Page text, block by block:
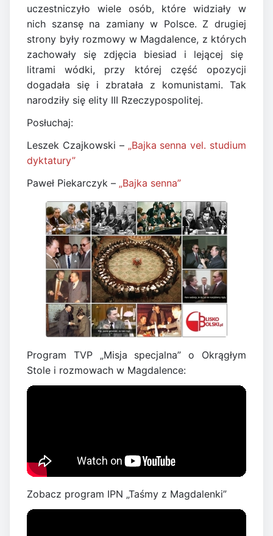
uczestniczyło wiele osób, które widziały w
nich szansę na zamiany w Polsce. Z drugiej
strony były rozmowy w Magdalence, z których
zachowały się zdjęcia biesiad i lejącej się
litrami wódki, przy której część opozycji
dogadała się i zbratała z komunistami. Tak
narodziły się elity III Rzeczypospolitej.
Posłuchaj:
Leszek Czajkowski – „Bajka senna vel. studium
dyktatury”
Paweł Piekarczyk – „Bajka senna”
Program TVP „Misja specjalna” o Okrągłym
Stole i rozmowach w Magdalence:
Zobacz program IPN „Taśmy z Magdalenki”